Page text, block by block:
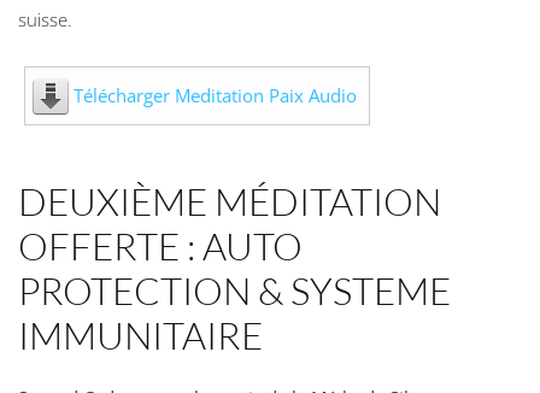
suisse.
Télécharger Meditation Paix Audio
DEUXIÈME MÉDITATION
OFFERTE : AUTO
PROTECTION & SYSTEME
IMMUNITAIRE